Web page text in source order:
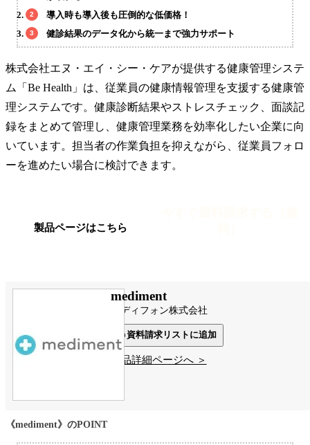
導入時も導入後も圧倒的な低価格！
健診結果のデータ化から統一まで強力サポート
株式会社エヌ・エイ・シー・ケアが提供する健康管理システ
ム「Be Health」は、従業員の健康情報管理を支援する健康管
理システムです。健康診断結果やストレスチェック、面談記
録をまとめて管理し、健康管理業務を効率化したい企業に向
いています。担当者の作業負担を抑えながら、従業員フォロ
ーを進めたい場合に検討できます。
製品ページはこちら
mediment
メディフォン株式会社
資料請求リストに追加
製品詳細ページへ ＞
《mediment》のPOINT